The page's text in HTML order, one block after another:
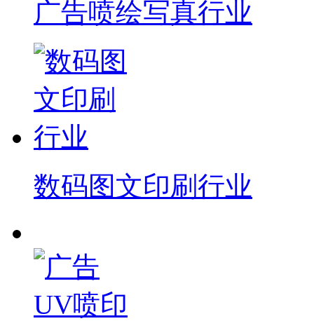
广告喷绘写真行业
数码图文印刷行业